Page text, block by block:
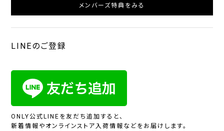
メンバーズ特典をみる
LINEのご登録
ONLY公式LINEを友だち追加すると、
新着情報やオンラインストア入荷情報などをお届けします。